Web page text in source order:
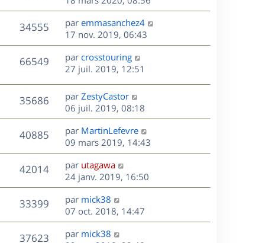
e
s
a
g
e
e
s
s
a
g
e
e
r
m
e
s
s
a
g
e
u
s
r
n
i
e
r
m
e
s
s
a
g
e
34555V
u
D
e
r
n
i
r
m
e
s
s
a
g
e
par emmasanchez4
17 nov. 2019, 06:43
66549V
u
e
D
e
i
e
r
m
e
s
s
a
g
e
par crosstouring
27 juil. 2019, 12:51
35686V
u
D
e
r
n
i
e
r
m
e
s
s
a
g
par ZestyCastor
06 juil. 2019, 08:18
40885V
u
s
D
e
r
n
i
e
r
m
e
s
par MartinLefevre
09 mars 2019, 14:43
42014V
u
s
D
e
r
n
i
e
r
par utagawa
24 janv. 2019, 16:50
33399V
u
D
e
r
n
par mick38
07 oct. 2018, 14:47
37623V
D
par mick38